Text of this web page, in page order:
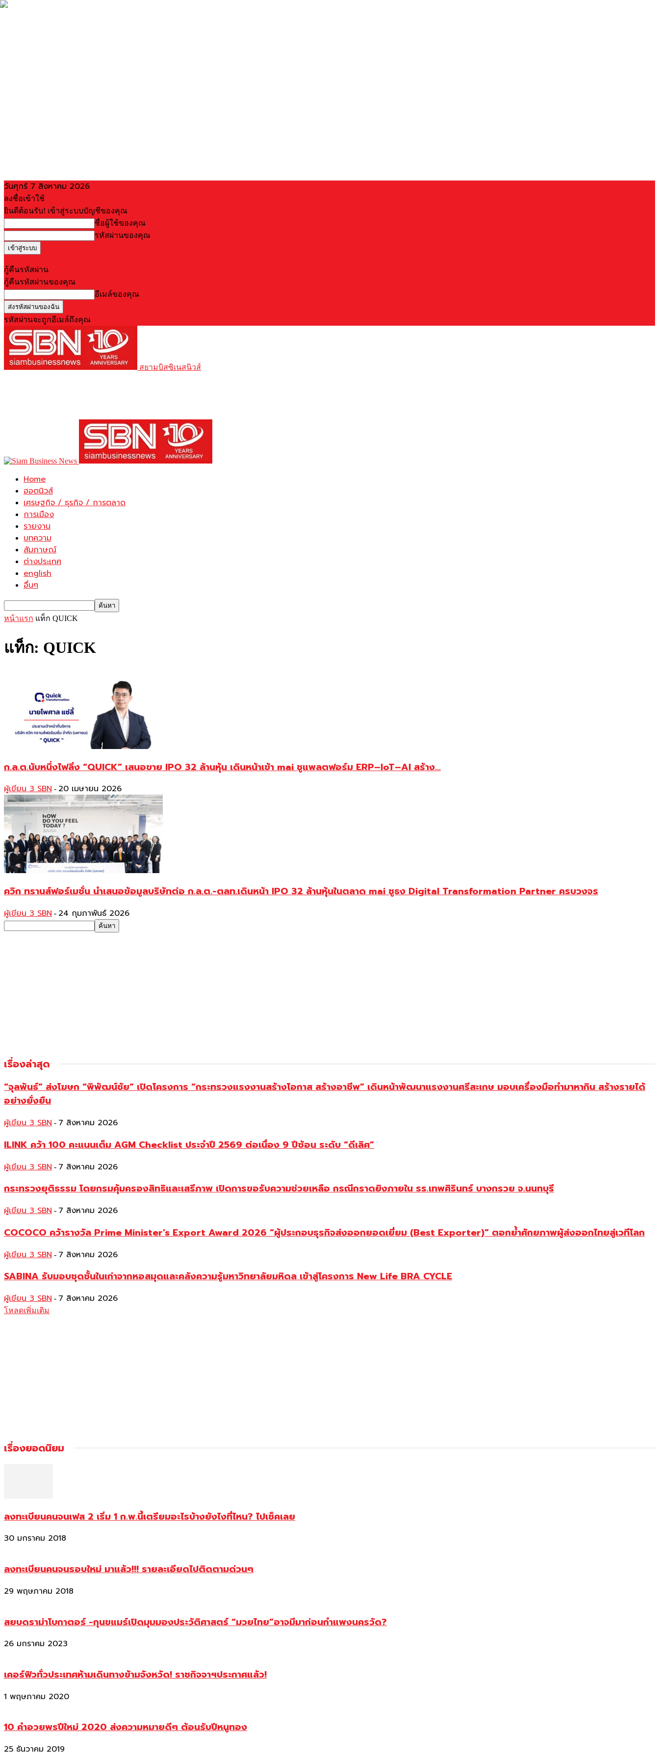
วันศุกร์ 7 สิงหาคม 2026
ลงชื่อเข้าใช้
ยินดีต้อนรับ! เข้าสู่ระบบบัญชีของคุณ
ชื่อผู้ใช้ของคุณ
รหัสผ่านของคุณ
กู้คืนรหัสผ่าน
กู้คืนรหัสผ่านของคุณ
อีเมล์ของคุณ
รหัสผ่านจะถูกอีเมล์ถึงคุณ
สยามบิสซิเนสนิวส์
Home
ฮอตนิวส์
เศรษฐกิจ / ธุรกิจ / การตลาด
การเมือง
รายงาน
บทความ
สัมภาษณ์
ต่างประเทศ
english
อื่นๆ
หน้าแรก แท็ก QUICK
แท็ก: QUICK
ก.ล.ต.นับหนึ่งไฟลิ่ง “QUICK” เสนอขาย IPO 32 ล้านหุ้น เดินหน้าเข้า mai ชูแพลตฟอร์ม ERP–IoT–AI สร้าง...
ผู้เขียน 3 SBN - 20 เมษายน 2026
ควิก ทรานส์ฟอร์เมชั่น นำเสนอข้อมูลบริษัทต่อ ก.ล.ต.-ตลท.เดินหน้า IPO 32 ล้านหุ้นในตลาด mai ชูธง Digital Transformation Partner ครบวงจร
ผู้เขียน 3 SBN - 24 กุมภาพันธ์ 2026
เรื่องล่าสุด
“จุลพันธ์” ส่งโฆษก “พิพัฒน์ชัย” เปิดโครงการ “กระทรวงแรงงานสร้างโอกาส สร้างอาชีพ” เดินหน้าพัฒนาแรงงานศรีสะเกษ มอบเครื่องมือทำมาหากิน สร้างรายได้
อย่างยั่งยืน
ผู้เขียน 3 SBN - 7 สิงหาคม 2026
ILINK คว้า 100 คะแนนเต็ม AGM Checklist ประจำปี 2569 ต่อเนื่อง 9 ปีซ้อน ระดับ “ดีเลิศ”
ผู้เขียน 3 SBN - 7 สิงหาคม 2026
กระทรวงยุติธรรม โดยกรมคุ้มครองสิทธิและเสรีภาพ เปิดการขอรับความช่วยเหลือ กรณีกราดยิงภายใน รร.เทพศิรินทร์ บางกรวย จ.นนทบุรี
ผู้เขียน 3 SBN - 7 สิงหาคม 2026
COCOCO คว้ารางวัล Prime Minister’s Export Award 2026 “ผู้ประกอบธุรกิจส่งออกยอดเยี่ยม (Best Exporter)” ตอกย้ำศักยภาพผู้ส่งออกไทยสู่เวทีโลก
ผู้เขียน 3 SBN - 7 สิงหาคม 2026
SABINA รับมอบชุดชั้นในเก่าจากหอสมุดและคลังความรู้มหาวิทยาลัยมหิดล เข้าสู่โครงการ New Life BRA CYCLE
ผู้เขียน 3 SBN - 7 สิงหาคม 2026
โหลดเพิ่มเติม
เรื่องยอดนิยม
ลงทะเบียนคนจนเฟส 2 เริ่ม 1 ก.พ.นี้เตรียมอะไรบ้างยังไงที่ไหน? ไปเช็คเลย
30 มกราคม 2018
ลงทะเบียนคนจนรอบใหม่ มาแล้ว!!! รายละเอียดไปติดตามด่วนๆ
29 พฤษภาคม 2018
สยบดราม่าโบกาตอร์ -กุนขแมร์เปิดมุมมองประวัติศาสตร์ “มวยไทย”อาจมีมาก่อนกำแพงนครวัด?
26 มกราคม 2023
เคอร์ฟิวทั่วประเทศห้ามเดินทางข้ามจังหวัด! ราชกิจจาฯประกาศแล้ว!
1 พฤษภาคม 2020
10 คำอวยพรปีใหม่ 2020 ส่งความหมายดีๆ ต้อนรับปีหนูทอง
25 ธันวาคม 2019